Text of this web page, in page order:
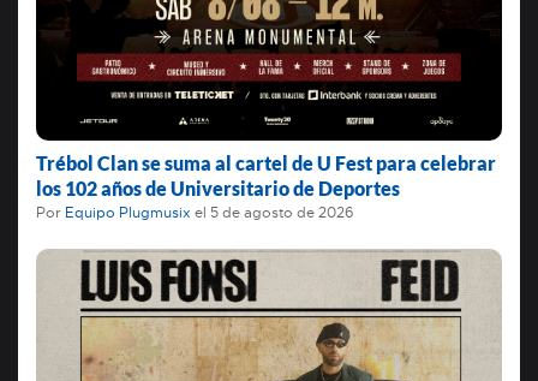
Trébol Clan se suma al cartel de U Fest para celebrar
los 102 años de Universitario de Deportes
Por Equipo Plugmusix el 5 de agosto de 2026